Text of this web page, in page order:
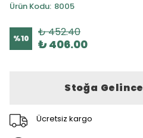
Ürün Kodu: 8005
%10 ₺ 452.40
₺ 406.00
Stoğa
Ücretsiz kargo